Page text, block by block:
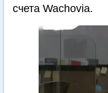
счета Wachovia.